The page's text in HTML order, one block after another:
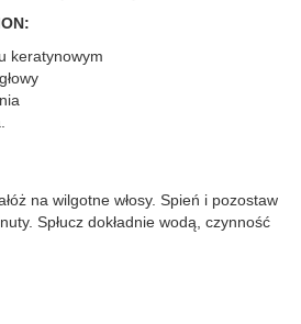
keratynowym
na wilgotne włosy. Spień i pozostaw
Spłucz dokładnie wodą, czynność